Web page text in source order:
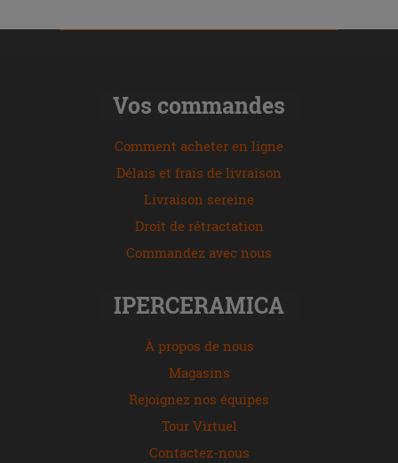
Vos commandes
Comment acheter en ligne
Délais et frais de livraison
Livraison sereine
Droit de rétractation
Commandez avec nous
IPERCERAMICA
À propos de nous
Magasins
Rejoignez nos équipes
Tour Virtuel
Contactez-nous